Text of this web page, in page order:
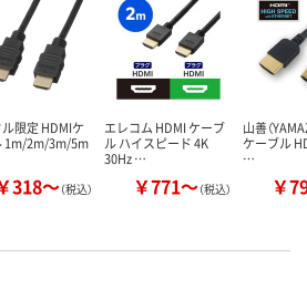
限定 HDMIケ
1m/2m/3m/5m
318～（税込）
エレコム HDMI ケーブ
ル ハイスピード 4K
30Hz …
￥771～（税込）
山善（
ケーブル
…
￥